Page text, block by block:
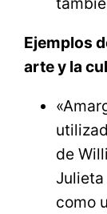
Ejemplos
arte y la
de
Julieta
como